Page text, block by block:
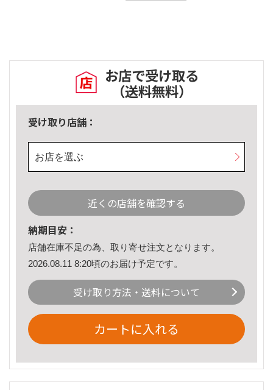
お店で受け取る
（送料無料）
受け取り店舗：
お店を選ぶ
近くの店舗を確認する
納期目安：
店舗在庫不足の為、取り寄せ注文となります。
2026.08.11 8:20頃のお届け予定です。
受け取り方法・送料について
カートに入れる